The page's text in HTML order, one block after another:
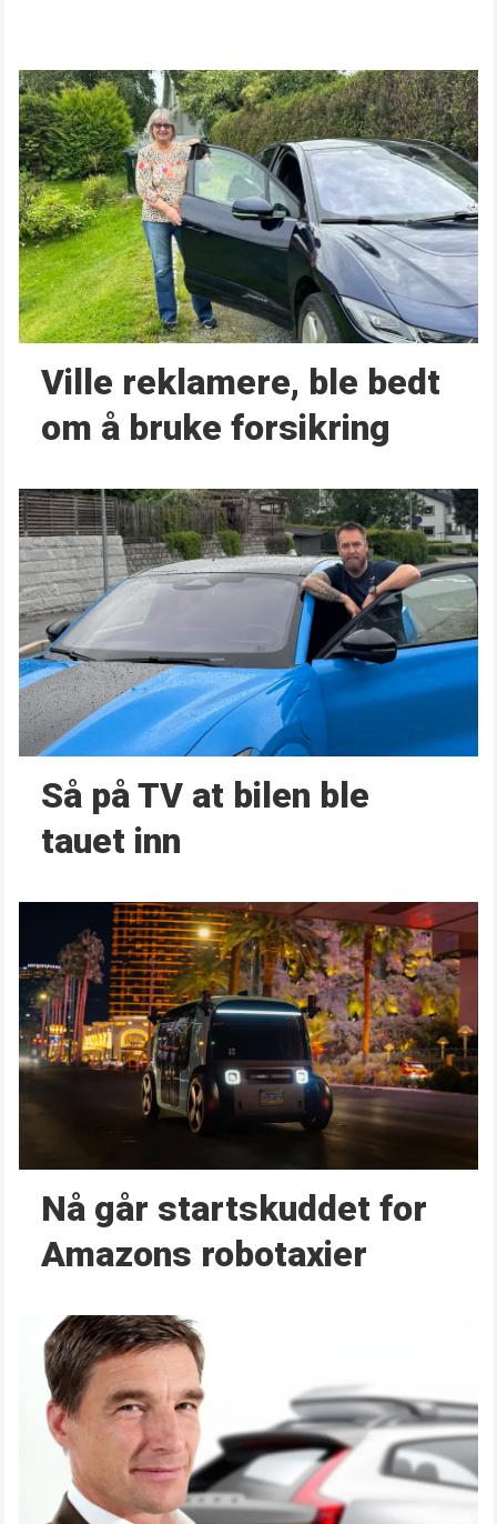
Ville reklamere, ble bedt
om å bruke forsikring
Så på TV at bilen ble
tauet inn
Nå går start­skuddet for
Amazons robotaxier